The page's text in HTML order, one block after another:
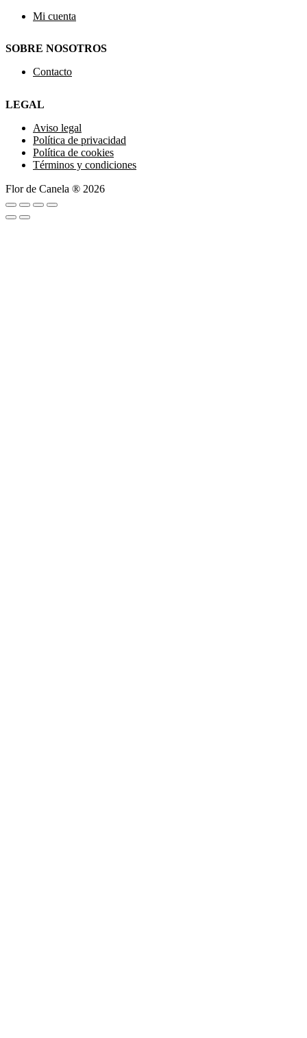
Mi cuenta
SOBRE NOSOTROS
Contacto
LEGAL
Aviso legal
Política de privacidad
Política de cookies
Términos y condiciones
Flor de Canela ® 2026